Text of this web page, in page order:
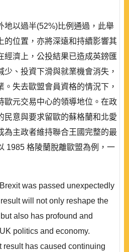
地以過半(52%)比例通過，此舉
的位置，亦將深遠和持續影響其
經濟上，公投結果已造成英鎊匯
、投資下滑與就業機會消失，
失去歐盟會員資格的情況下，
歐元交易中心的領導地位。在政
民意與要求留歐的蘇格蘭和北愛
為主政者維持聯合王國完整的最
1985 格陵蘭脫離歐盟為例，一
was passed unexpectedly
will not only reshape the
also has profound and
politics and economy.
result has caused continuing